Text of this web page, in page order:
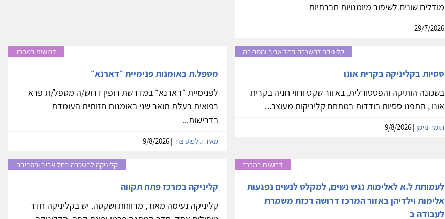
מודלים שונים לשיפור מיומנויות חברתיות
29/7/2026
קליניקה להשכרה בתל אביב והסביבה
ססיות בקליניקה בקרית אונו
בשכונה הותיקה והפסטורלית, באזור שקט ורווי חניה בקרית
אונו , התפנו ססיות בודדות במתחם קליניקות מעוצב...
תומר נוימן
דרושים במרכז
מטפל.ת באומנות פנימיית ״דארנא״
לפנימיית ״דארנא״ במדרשת רופין דרוש/ה מטפל/ת פרא
רפואית בעלת תואר שני באומנות חזותית העומדת
בדרישות...
מאיה קלפוס צור | 9/8/2026
דרושים במרכז
לעמותת ל.א לאלימות נגש נשים, למקלט לנשים נפגעות
אלימות וילדיהן באזור המרכז דרושה רכזת משמרת
לעבודה ב
קליניקה להשכרה בתל אביב והסביבה
קליניקה במרכז פתח תקווה
קליניקה נעימה מאוד, מרווחת ושקטה. יש בקליניקה חדר